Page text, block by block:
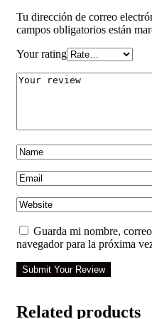
Tu dirección de correo
campos obligatorios están
Your rating
Guarda mi nombre,
navegador para la próxima
Submit Your Review
Related products